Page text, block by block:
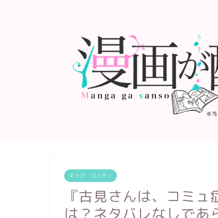
ギャグ・コメディ
『古見さんは、コミ
は？ネタバレなしで